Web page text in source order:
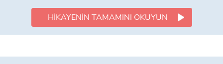
HIKAYENIN TAMAMINI OKUYUN